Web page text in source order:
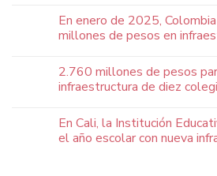
En enero de 2025,
millones de pesos en
2.760 millones de pesos
infraestructura de diez
En Cali, la Institución
el año escolar con nueva